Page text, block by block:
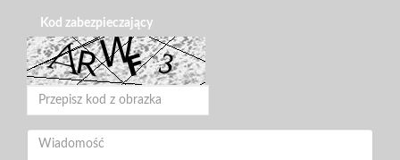
Kod zabezpieczający